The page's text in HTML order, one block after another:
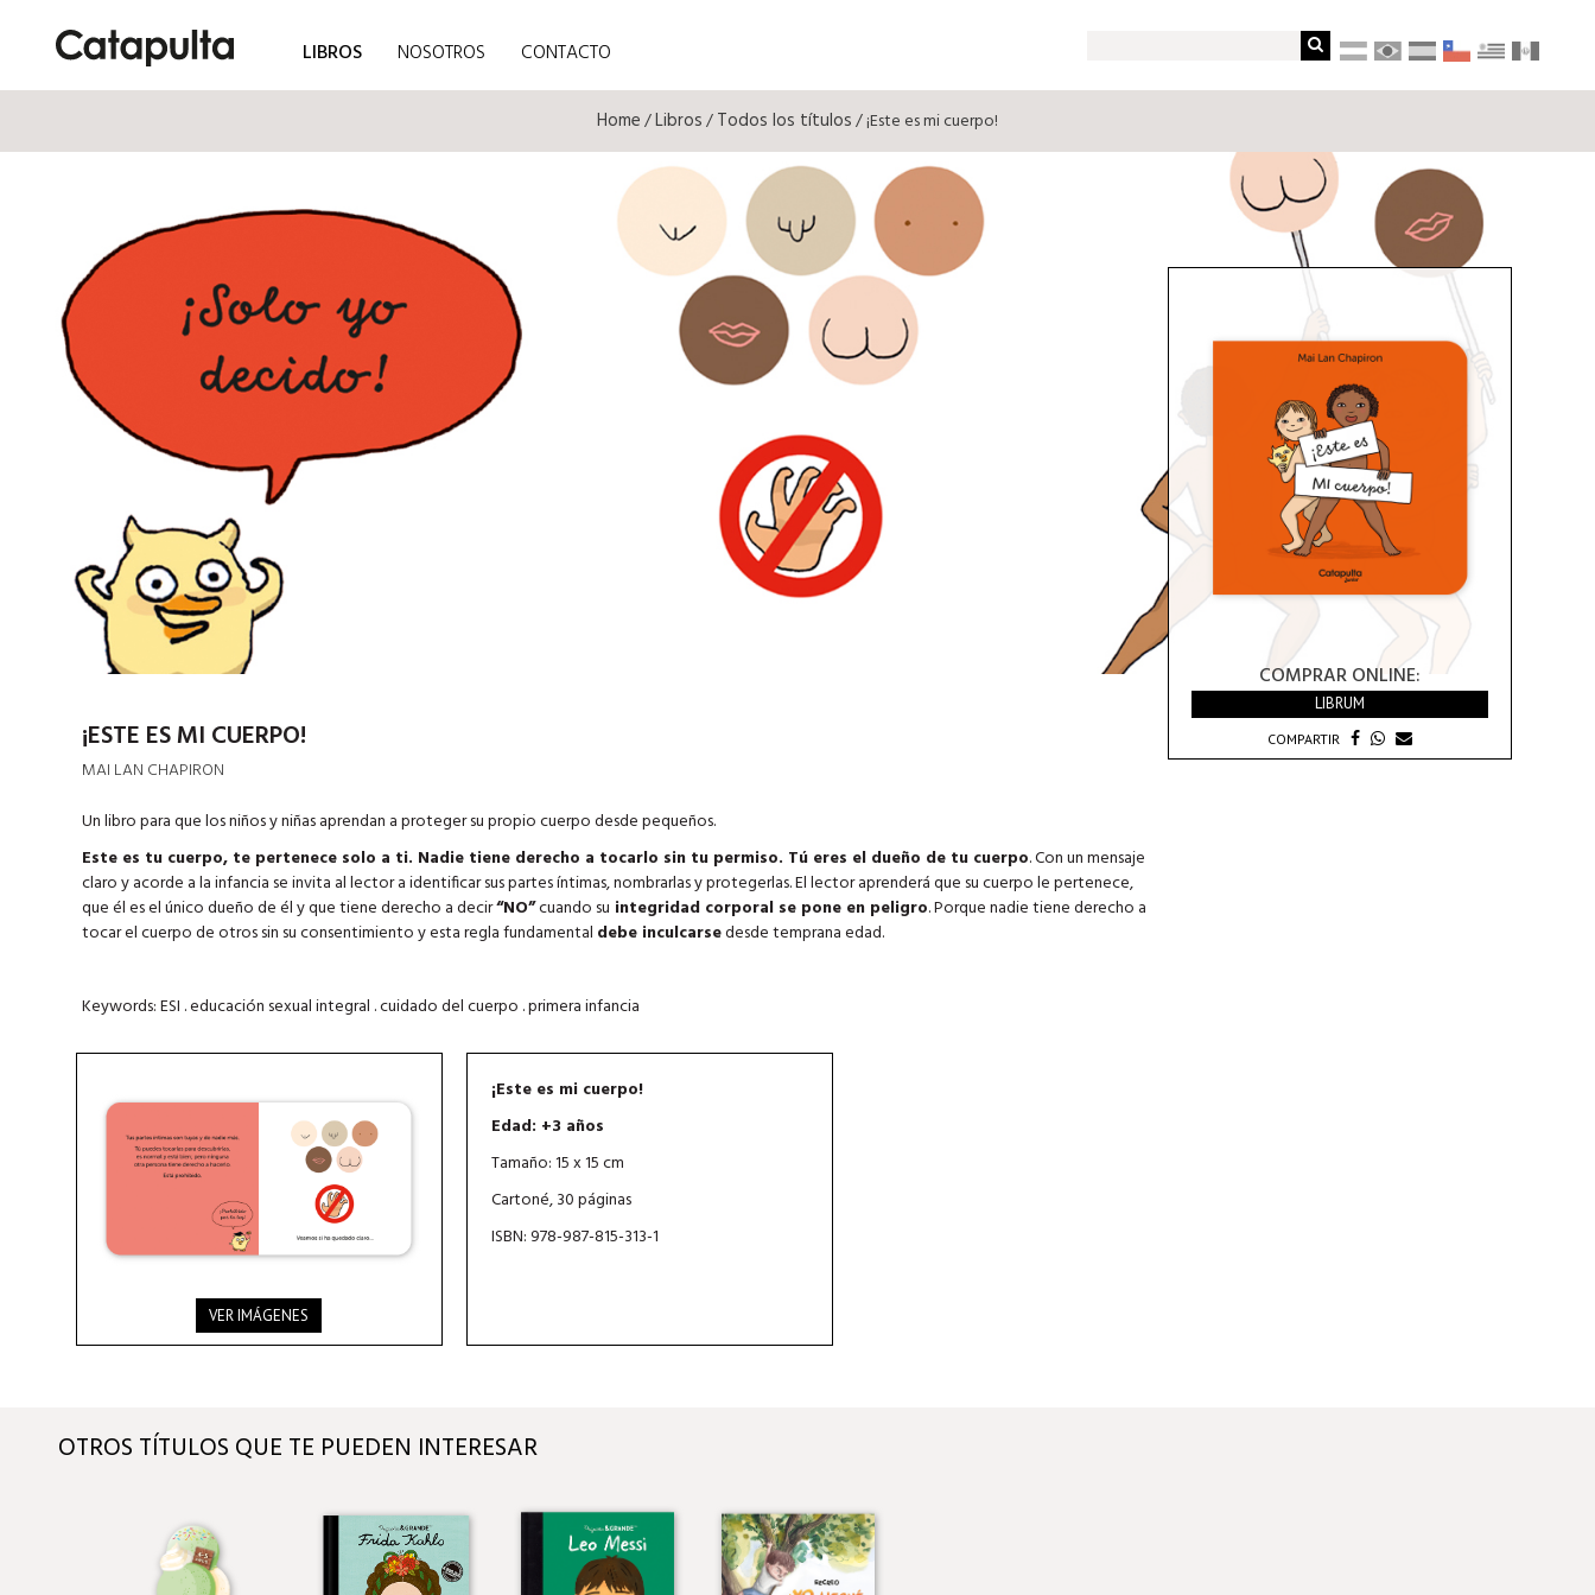
LIBROS NOSOTROS CONTACTO
Home/Libros/Todos los títulos/ ¡Este es mi cuerpo!
COMPRAR ONLINE:
LIBRUM
COMPARTIR
¡ESTE ES MI CUERPO!
MAI LAN CHAPIRON
Un libro para que los niños y niñas aprendan a proteger su propio cuerpo desde pequeños.
Este es tu cuerpo, te pertenece solo a ti. Nadie tiene derecho a tocarlo sin tu permiso. Tú eres el dueño de tu cuerpo. Con un mensaje
claro y acorde a la infancia se invita al lector a identificar sus partes íntimas, nombrarlas y protegerlas. El lector aprenderá que su cuerpo le pertenece,
que él es el único dueño de él y que tiene derecho a decir“NO”cuando su integridad corporal se pone en peligro. Porque nadie tiene derecho a
tocar el cuerpo de otros sin su consentimiento y esta regla fundamental debe inculcarsedesde temprana edad.
Keywords: ESI . educación sexual integral . cuidado del cuerpo . primera infancia
VER IMÁGENES
¡Este es mi cuerpo!
Edad: +3 años
Tamaño: 15 x 15 cm
Cartoné, 30 páginas
ISBN: 978-987-815-313-1
OTROS TÍTULOS QUE TE PUEDEN INTERESAR